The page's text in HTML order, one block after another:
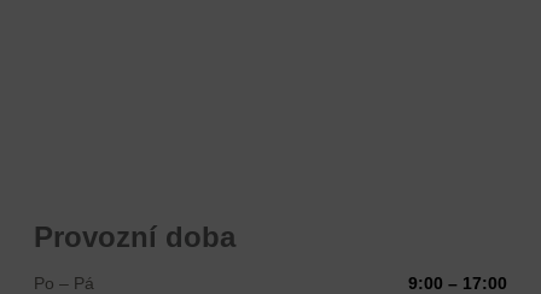
Provozní doba
Po – Pá 9:00 – 17:00